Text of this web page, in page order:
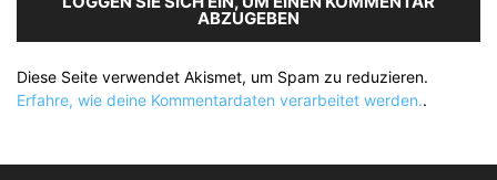
ABZUGEBEN
Diese Seite verwendet Akismet, um Spam zu reduzieren.
Erfahre, wie deine Kommentardaten verarbeitet werden..